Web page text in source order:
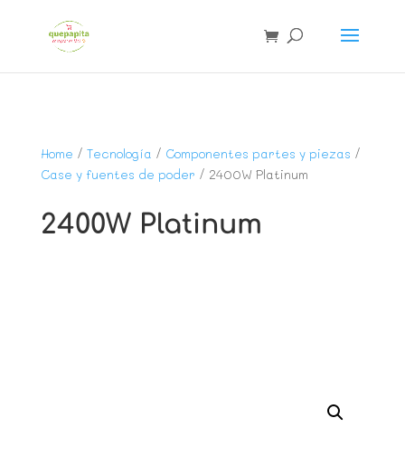
Home / Tecnología / Componentes partes y piezas /
Case y fuentes de poder / 2400W Platinum
2400W Platinum